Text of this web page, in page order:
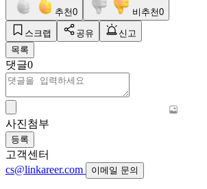
추천0 비추천0
스크랩 공유
신고
목록
댓글0
사진첨부
등록
고객센터
cs@linkareer.com
이메일 문의